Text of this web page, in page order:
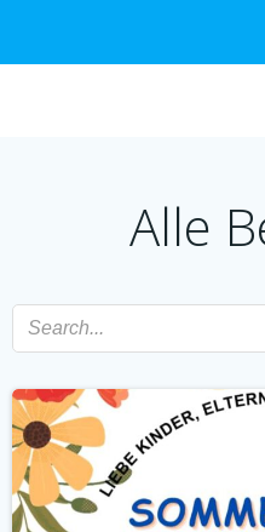
Alle